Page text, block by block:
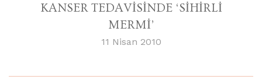
KANSER TEDAVİSİNDE ‘SİHİRLİ
MERMİ’
11 Nisan 2010